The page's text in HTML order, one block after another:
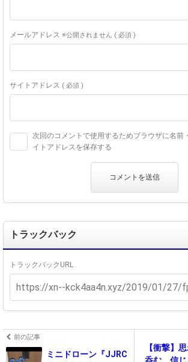
メールアドレス ※公開されません ( 必須 )
サイトアドレス ( 必須 )
次回のコメントで使用するためブラウザに名前
イトアドレスを保存する
トラックバック
トラックバックURL
前の記事
ミニドローン『JJRC
【衝撃】